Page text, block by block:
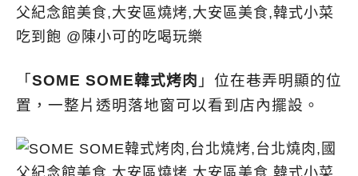
「 SOME SOME韓式烤肉 」位在巷弄明顯的位
置，一整片透明落地窗可以看到店內擺設。